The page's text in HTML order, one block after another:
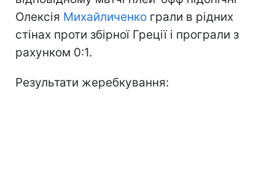
Олексія Михайличенко грали в рідних
стінах проти збірної Греції і програли з
рахунком 0:1.
Результати жеребкування: